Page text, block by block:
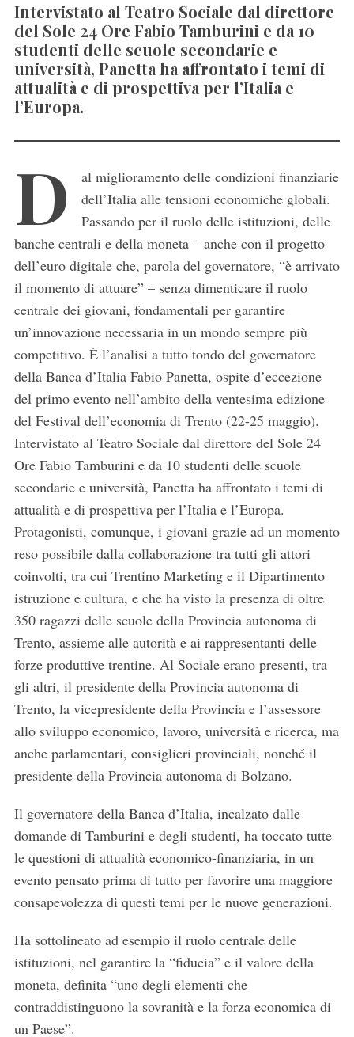
Intervistato al Teatro Sociale dal direttore
del Sole 24 Ore Fabio Tamburini e da 10
studenti delle scuole secondarie e
università, Panetta ha affrontato i temi di
attualità e di prospettiva per l’Italia e
l’Europa.
D
al miglioramento delle condizioni finanziarie
dell’Italia alle tensioni economiche globali.
Passando per il ruolo delle istituzioni, delle
banche centrali e della moneta – anche con il progetto
dell’euro digitale che, parola del governatore, “è arrivato
il momento di attuare” – senza dimenticare il ruolo
centrale dei giovani, fondamentali per garantire
un’innovazione necessaria in un mondo sempre più
competitivo. È l’analisi a tutto tondo del governatore
della Banca d’Italia Fabio Panetta, ospite d’eccezione
del primo evento nell’ambito della ventesima edizione
del Festival dell’economia di Trento (22-25 maggio).
Intervistato al Teatro Sociale dal direttore del Sole 24
Ore Fabio Tamburini e da 10 studenti delle scuole
secondarie e università, Panetta ha affrontato i temi di
attualità e di prospettiva per l’Italia e l’Europa.
Protagonisti, comunque, i giovani grazie ad un momento
reso possibile dalla collaborazione tra tutti gli attori
coinvolti, tra cui Trentino Marketing e il Dipartimento
istruzione e cultura, e che ha visto la presenza di oltre
350 ragazzi delle scuole della Provincia autonoma di
Trento, assieme alle autorità e ai rappresentanti delle
forze produttive trentine. Al Sociale erano presenti, tra
gli altri, il presidente della Provincia autonoma di
Trento, la vicepresidente della Provincia e l’assessore
allo sviluppo economico, lavoro, università e ricerca, ma
anche parlamentari, consiglieri provinciali, nonché il
presidente della Provincia autonoma di Bolzano.
Il governatore della Banca d’Italia, incalzato dalle
domande di Tamburini e degli studenti, ha toccato tutte
le questioni di attualità economico-finanziaria, in un
evento pensato prima di tutto per favorire una maggiore
consapevolezza di questi temi per le nuove generazioni.
Ha sottolineato ad esempio il ruolo centrale delle
istituzioni, nel garantire la “fiducia” e il valore della
moneta, definita “uno degli elementi che
contraddistinguono la sovranità e la forza economica di
un Paese”.